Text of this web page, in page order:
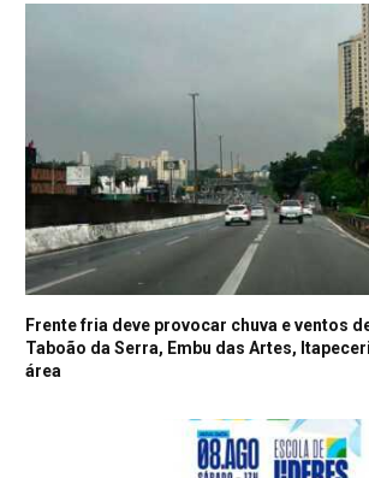
Frente fria deve provocar chuva e ventos
Taboão da Serra, Embu das Artes,
área